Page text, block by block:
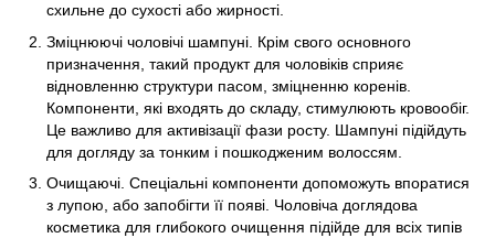
схильне до сухості або жирності.
Зміцнюючі чоловічі шампуні. Крім свого основного
призначення, такий продукт для чоловіків сприяє
відновленню структури пасом, зміцненню коренів.
Компоненти, які входять до складу, стимулюють кровообіг.
Це важливо для активізації фази росту. Шампуні підійдуть
для догляду за тонким і пошкодженим волоссям.
Очищаючі. Спеціальні компоненти допоможуть впоратися
з лупою, або запобігти її появі. Чоловіча доглядова
косметика для глибокого очищення підійде для всіх типів